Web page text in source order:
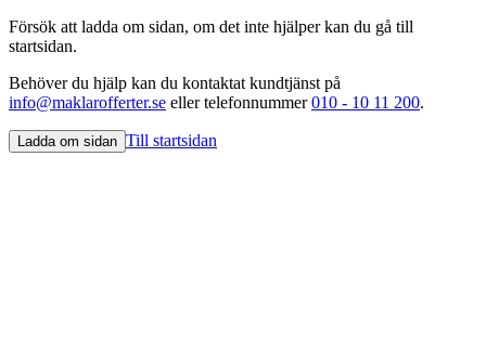
Försök att ladda om sidan, om det inte hjälper kan du gå till
startsidan.
Behöver du hjälp kan du kontaktat kundtjänst på
info@maklarofferter.se eller telefonnummer010 - 10 11 200.
Ladda om sidan Till startsidan